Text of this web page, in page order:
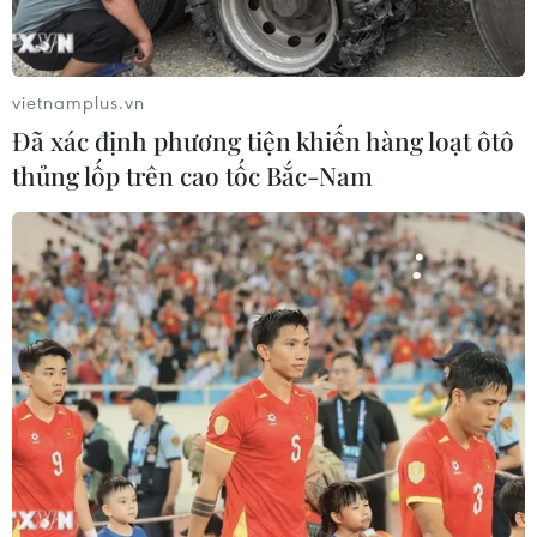
TIN LIÊN QUAN
vietnamplus.vn
Đã xác định phương tiện khiến hàng loạt ôtô
thủng lốp trên cao tốc Bắc-Nam